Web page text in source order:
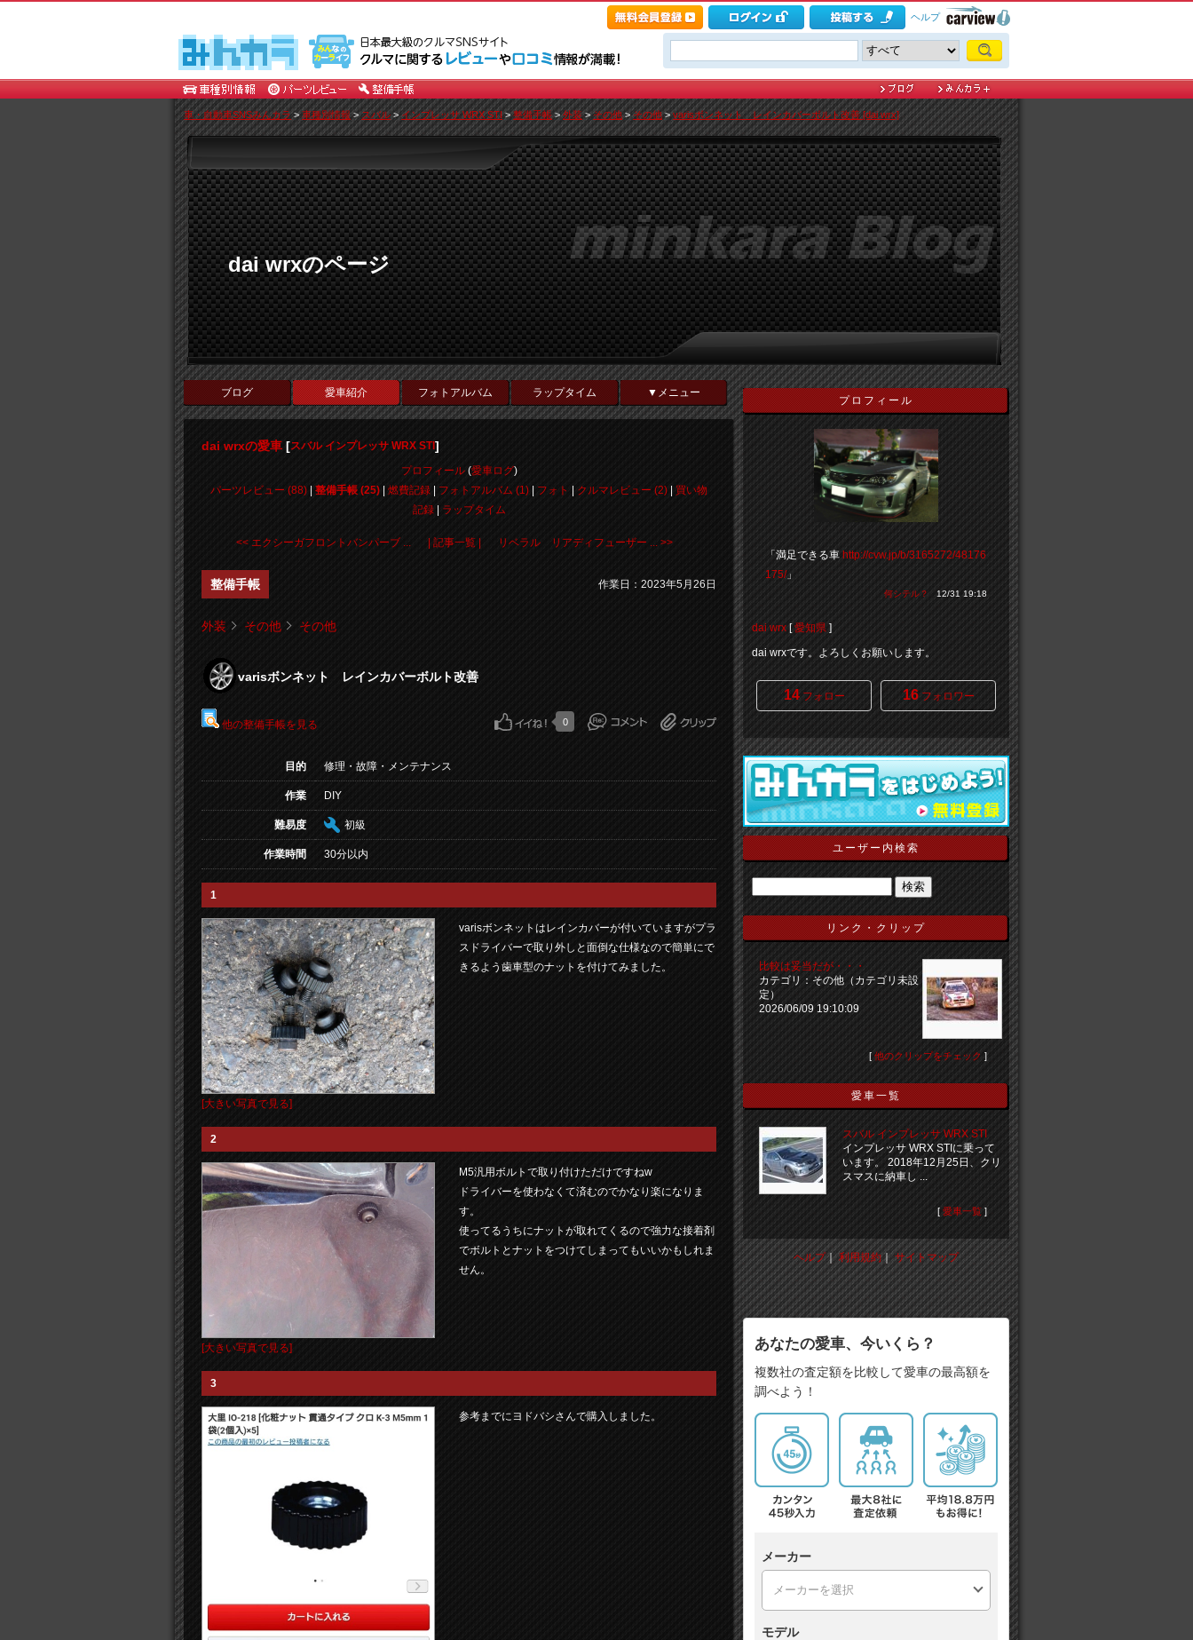
ヘルプ
車・自動車SNSみんカラ>車種別情報>スバル>インプレッサ WRX STI>整備手帳>外装>その他>その他>varisボンネット レインカバーボルト改善 [dai wrx]
dai wrxのページ
ブログ 愛車紹介 フォトアルバム ラップタイム ▼メニュー
dai wrxの愛車 [スバル インプレッサ WRX STI]
プロフィール(愛車ログ)
パーツレビュー (88)
整備手帳 (25) 燃費記録 フォトアルバム (1) フォト クルマレビュー (2)
買い物
記録| ラップタイム
<< エクシーガフロントバンパーブ ... | 記事一覧 | リベラル リアディフューザー ... >>
整備手帳 作業日：2023年5月26日
外装 その他 その他
varisボンネット レインカバーボルト改善
他の整備手帳を見る 0
目的 修理・故障・メンテナンス
作業 DIY
難易度 初級
作業時間 30分以内
1
[大きい写真で見る]
varisボンネットはレインカバーが付いていますがプラ
スドライバーで取り外しと面倒な仕様なので簡単にで
きるよう歯車型のナットを付けてみました。
2
[大きい写真で見る]
M5汎用ボルトで取り付けただけですねw
ドライバーを使わなくて済むのでかなり楽になりま
す。
使ってるうちにナットが取れてくるので強力な接着剤
でボルトとナットをつけてしまってもいいかもしれま
せん。
3
参考までにヨドバシさんで購入しました。
プロフィール
「満足できる車 http://cvw.jp/b/3165272/48176
175/」
何シテル？ 12/31 19:18
dai wrx [愛知県 ]
dai wrxです。よろしくお願いします。
14フォロー 16フォロワー
ユーザー内検索
リンク・クリップ
比較は妥当だが・・・
カテゴリ：その他（カテゴリ未設
定）
2026/06/09 19:10:09
[ 他のクリップをチェック ]
愛車一覧
スバル インプレッサ WRX STI
インプレッサ WRX STIに乗って
います。 2018年12月25日、クリ
スマスに納車し ...
[ 愛車一覧 ]
ヘルプ｜利用規約｜サイトマップ
あなたの愛車、今いくら？
複数社の査定額を比較して愛車の最高額を
調べよう！
メーカー
モデル